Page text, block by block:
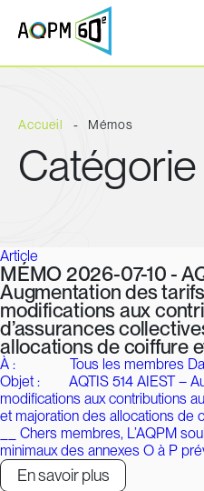
Accueil Mémos
Catégorie
Article
MÉMO 2026-07-10 -
Augmentation des
modifications aux
d’assurances
allocations de coiffure
À : Tous les membres
Objet : AQTIS 514 AIEST –
modifications aux contributions
et majoration des allocations de
__ Chers membres, L’AQPM
minimaux des annexes O à P
En savoir plus